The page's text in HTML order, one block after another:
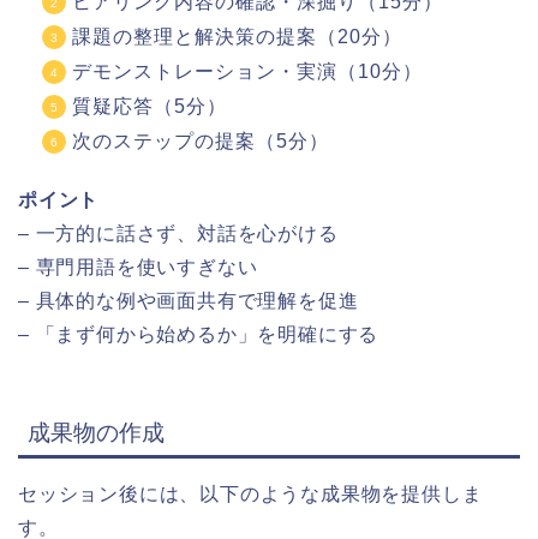
課題の整理と解決策の提案（20分）
デモンストレーション・実演（10分）
質疑応答（5分）
次のステップの提案（5分）
ポイント
– 一方的に話さず、対話を心がける
– 専門用語を使いすぎない
– 具体的な例や画面共有で理解を促進
– 「まず何から始めるか」を明確にする
成果物の作成
セッション後には、以下のような成果物を提供しま
す。